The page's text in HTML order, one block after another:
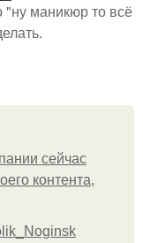
"ну маникюр то всё
сейчас
контента,